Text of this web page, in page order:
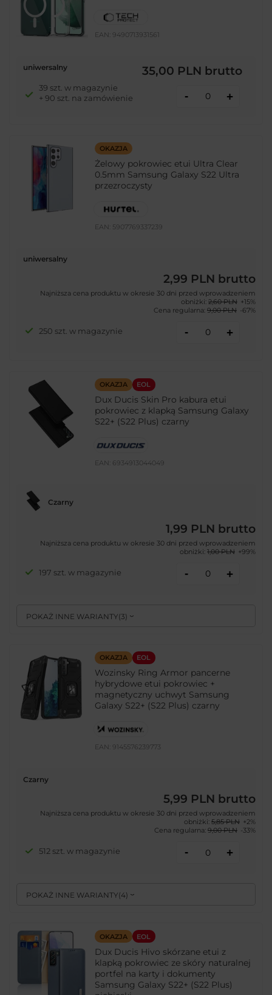
EAN: 9490713931561
uniwersalny 35,00 PLN brutto
39 szt. w magazynie
+ 90 szt. na zamówienie
- +
OKAZJA
Żelowy pokrowiec etui Ultra Clear
0.5mm Samsung Galaxy S22 Ultra
przezroczysty
EAN: 5907769337239
uniwersalny
2,99 PLN brutto
Najniższa cena produktu w okresie 30 dni przed wprowadzeniem
obniżki: 2,60 PLN +15%
Cena regularna: 9,00 PLN -67%
250 szt. w magazynie - +
OKAZJA EOL
Dux Ducis Skin Pro kabura etui
pokrowiec z klapką Samsung Galaxy
S22+ (S22 Plus) czarny
EAN: 6934913044049
POKAŻ INNE WARIANTY( 3)
Czarny
1,99 PLN brutto
Najniższa cena produktu w okresie 30 dni przed wprowadzeniem
obniżki: 1,00 PLN +99%
197 szt. w magazynie - +
OKAZJA EOL
Wozinsky Ring Armor pancerne
hybrydowe etui pokrowiec +
magnetyczny uchwyt Samsung
Galaxy S22+ (S22 Plus) czarny
EAN: 9145576239773
POKAŻ INNE WARIANTY(4)
Czarny
5,99 PLN brutto
Najniższa cena produktu w okresie 30 dni przed wprowadzeniem
obniżki: 5,85 PLN +2%
Cena regularna: 9,00 PLN -33%
512 szt. w magazynie - +
OKAZJA EOL
Dux Ducis Hivo skórzane etui z
klapką pokrowiec ze skóry naturalnej
portfel na karty i dokumenty
Samsung Galaxy S22+ (S22 Plus)